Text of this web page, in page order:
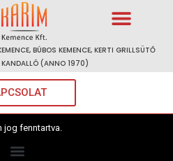
BÚBOS KEMENCE, KERTI GRILLSÜTŐ
KANDALLÓ (ANNO 1970)
jog fenntartva.